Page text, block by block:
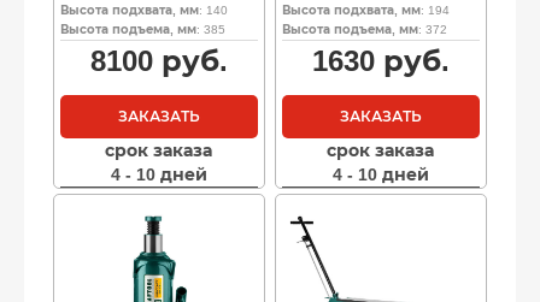
Высота подхвата, мм: 140
Высота подъема, мм: 385
8100руб.
ЗАКАЗАТЬ
срок заказа
4 - 10 дней
Высота подхвата, мм: 194
Высота подъема, мм: 372
1630руб.
ЗАКАЗАТЬ
срок заказа
4 - 10 дней